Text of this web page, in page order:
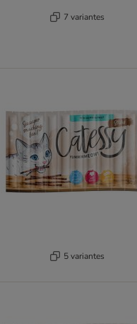
7 variantes
5 variantes